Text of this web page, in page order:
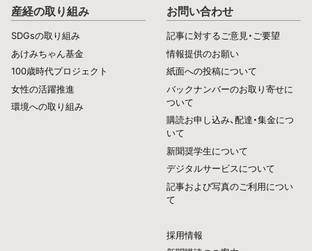
産経の取り組み
SDGsの取り組み
あけみちゃん基金
100歳時代プロジェクト
女性の活躍推進
環境への取り組み
お問い合わせ
記事に対するご意見・ご要望
情報提供のお願い
紙面への投稿について
バックナンバーのお取り寄せに
ついて
購読お申し込み、配達・集金につ
いて
新聞奨学生について
デジタルサービスについて
記事および写真のご利用につい
て
採用情報